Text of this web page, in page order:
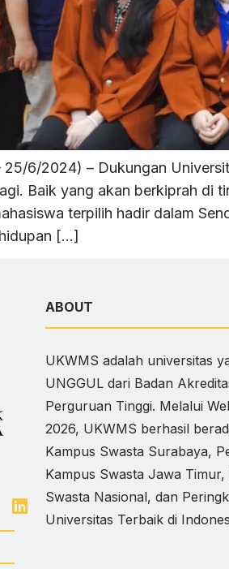
25/6/2024) – Dukungan
Baik yang akan berkiprah di
terpilih hadir dalam
[…]
ABOUT
UKWMS adalah universitas
UNGGUL dari Badan
Perguruan Tinggi. Melalui
2026, UKWMS berhasil
Kampus Swasta Surabaya,
Kampus Swasta Jawa Timur,
Swasta Nasional, dan
Universitas Terbaik di